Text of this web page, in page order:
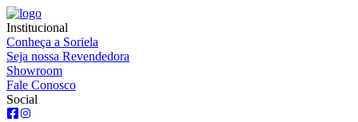
Institucional
Conheça a Soriela
Seja nossa Revendedora
Showroom
Fale Conosco
Social